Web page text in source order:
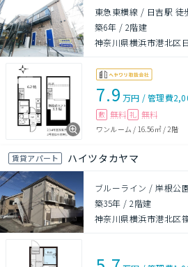
東急東横線 / 日吉駅 徒
築6年 / 2階建
神奈川県横浜市港北区
7.9 万円 /管理費
敷 無料 礼 無料
ワンルーム / 16.56㎡/2階
賃貸アパート ハイツタカヤマ
ブルーライン / 岸根公
築35年 /2階建
神奈川県横浜市港北区